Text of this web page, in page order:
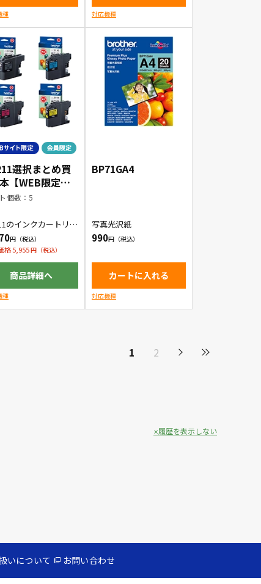
種 対応機種
選択まとめ買
【WEB限定商
個数：5
のインクカートリッ
好きな色の組み合
5本購入できます。
格 5,955
商品詳細へ
種
BP71GA4
写真光沢紙
990
カートに入れる
対応機種
1 2
履歴を表示しない
いについて お問い合わせ